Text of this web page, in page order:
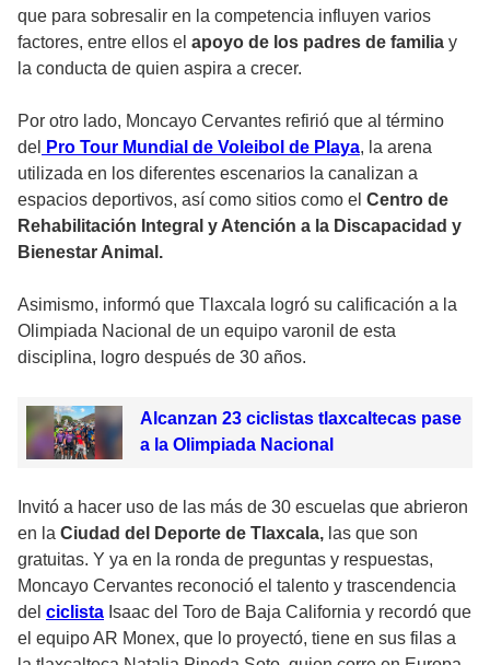
que para sobresalir en la competencia influyen varios
factores, entre ellos el apoyo de los padres de familia y
la conducta de quien aspira a crecer.
Por otro lado, Moncayo Cervantes refirió que al término
del
Pro Tour Mundial de Voleibol de Playa, la arena
utilizada en los diferentes escenarios la canalizan a
espacios deportivos, así como sitios como el Centro de
Rehabilitación Integral y Atención a la Discapacidad y
Bienestar Animal.
Asimismo, informó que Tlaxcala logró su calificación a la
Olimpiada Nacional de un equipo varonil de esta
disciplina, logro después de 30 años.
Alcanzan 23 ciclistas tlaxcaltecas pase
a la Olimpiada Nacional
Invitó a hacer uso de las más de 30 escuelas que abrieron
en la Ciudad del Deporte de Tlaxcala, las que son
gratuitas. Y ya en la ronda de preguntas y respuestas,
Moncayo Cervantes reconoció el talento y trascendencia
del ciclista Isaac del Toro de Baja California y recordó que
el equipo AR Monex, que lo proyectó, tiene en sus filas a